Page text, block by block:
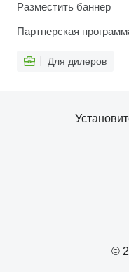
Разместить баннер
Партнерская
Для дилеров
©